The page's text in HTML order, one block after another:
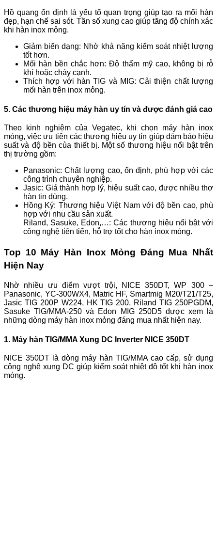
Hồ quang ổn định là yếu tố quan trọng giúp tạo ra mối hàn
đẹp, hạn chế sai sót. Tần số xung cao giúp tăng độ chính xác
khi hàn inox mỏng.
Giảm biến dạng: Nhờ khả năng kiểm soát nhiệt lượng
tốt hơn.
Mối hàn bền chắc hơn: Độ thẩm mỹ cao, không bị rỗ
khí hoặc cháy cạnh.
Thích hợp với hàn TIG và MIG: Cải thiện chất lượng
mối hàn trên inox mỏng.
5. Các thương hiệu máy hàn uy tín và được đánh giá cao
Theo kinh nghiệm của Vegatec, khi chọn máy hàn inox
mỏng, việc ưu tiên các thương hiệu uy tín giúp đảm bảo hiệu
suất và độ bền của thiết bị. Một số thương hiệu nổi bật trên
thị trường gồm:
Panasonic: Chất lượng cao, ổn định, phù hợp với các
công trình chuyên nghiệp.
Jasic: Giá thành hợp lý, hiệu suất cao, được nhiều thợ
hàn tin dùng.
Hồng Ký: Thương hiệu Việt Nam với độ bền cao, phù
hợp với nhu cầu sản xuất.
Riland, Sasuke, Edon,…: Các thương hiệu nổi bật với
công nghệ tiên tiến, hỗ trợ tốt cho hàn inox mỏng.
Top 10 Máy Hàn Inox Mỏng Đáng Mua Nhất
Hiện Nay
Nhờ nhiều ưu điểm vượt trội, NICE 350DT, WP 300 –
Panasonic, YC-300WX4, Matric HF, Smartmig M20/T21/T25,
Jasic TIG 200P W224, HK TIG 200, Riland TIG 250PGDM,
Sasuke TIG/MMA-250 và Edon MIG 250D5 được xem là
những dòng máy hàn inox mỏng đáng mua nhất hiện nay.
1. Máy hàn TIG/MMA Xung DC Inverter NICE 350DT
NICE 350DT là dòng máy hàn TIG/MMA cao cấp, sử dụng
công nghệ xung DC giúp kiểm soát nhiệt độ tốt khi hàn inox
mỏng.